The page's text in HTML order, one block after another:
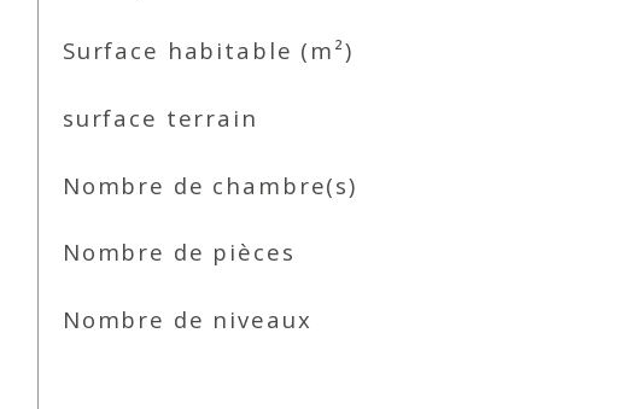
Surface habitable (m²)
surface terrain
Nombre de chambre(s)
Nombre de pièces
Nombre de niveaux